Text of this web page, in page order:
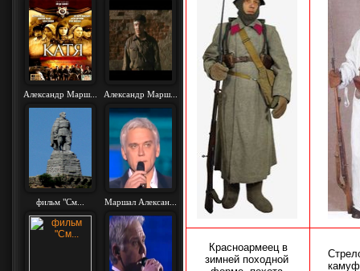
Александр Марш... Александр Марш...
фильм "См... Маршал Алексан...
Красноармеец в
зимней походной